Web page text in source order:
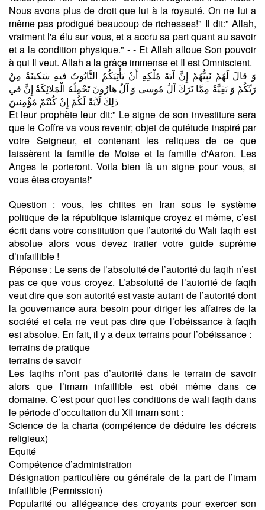
Nous avons plus de droit que lui à la royauté. On ne lui a
même pas prodigué beaucoup de richesses!" Il dit:" Allah,
vraiment l'a élu sur vous, et a accru sa part quant au savoir
et a la condition physique." - - Et Allah alloue Son pouvoir
à qui Il veut. Allah a la grâce immense et Il est Omniscient.
وَ قالَ لَهُمْ نَبِيُّهُمْ إِنَّ آيَةَ مُلْكِهِ أَنْ يَأْتِيَكُمُ التَّابُوتُ فيهِ سَكينَةٌ مِنْ
رَبِّكُمْ وَ بَقِيَّةٌ مِمَّا تَرَكَ آلُ مُوسى‏ وَ آلُ هارُونَ تَحْمِلُهُ الْمَلائِكَةُ إِنَّ في‏
ذلِكَ لَآيَةً لَكُمْ إِنْ كُنْتُمْ مُؤْمِنينَ
Et leur prophète leur dit:" Le signe de son investiture sera
que le Coffre va vous revenir; objet de quiétude inspiré par
votre Seigneur, et contenant les reliques de ce que
laissèrent la famille de Moise et la famille d'Aaron. Les
Anges le porteront. Voila bien là un signe pour vous, si
vous êtes croyants!"
Question : vous, les chiites en Iran sous le système
politique de la république islamique croyez et même, c’est
écrit dans votre constitution que l’autorité du Wali faqih est
absolue alors vous devez traiter votre guide suprême
d’infaillible !
Réponse : Le sens de l’absoluité de l’autorité du faqih n’est
pas ce que vous croyez. L’absoluité de l’autorité de faqih
veut dire que son autorité est vaste autant de l’autorité dont
la gouvernance aura besoin pour diriger les affaires de la
société et cela ne veut pas dire que l’obéissance à faqih
est absolue. En fait, il y a deux terrains pour l’obéissance :
terrains de pratique
terrains de savoir
Les faqihs n’ont pas d’autorité dans le terrain de savoir
alors que l’imam infaillible est obéi même dans ce
domaine. C’est pour quoi les conditions de wali faqih dans
le période d’occultation du XII imam sont :
Science de la charia (compétence de déduire les décrets
religieux)
Equité
Compétence d’administration
Désignation particulière ou générale de la part de l’imam
infaillible (Permission)
Popularité ou allégeance des croyants pour exercer son